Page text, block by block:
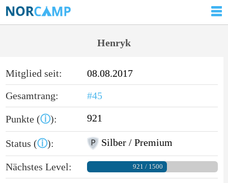
Henryk
Mitglied seit:
08.08.2017
Gesamtrang:
#45
Punkte (ⓘ): 921
Status (ⓘ): Silber / Premium
Nächstes Level: 921 / 1500